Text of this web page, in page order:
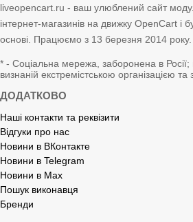
liveopencart.ru - ваш улюблений сайт
інтернет-магазинів на движку OpenCart і
основі. Працюємо з 13 березня 2014 року.
* - Соціальна мережа, заборонена в Росії;
визнаній екстремістською організацією
ДОДАТКОВО
Наші контакти та реквізити
Відгуки про нас
Новини в ВКонтакте
Новини в Telegram
Новини в Max
Пошук виконавця
Бренди